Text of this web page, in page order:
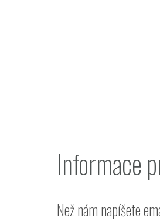
Informace
Než nám napíšete